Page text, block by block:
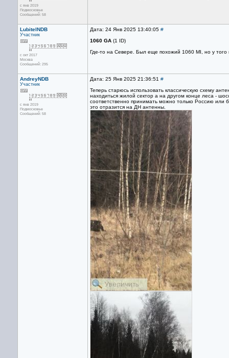
с янв 2019
Подмосковье
Сообщений: 58
LubitelNDB
Участник
с окт 2017
Москва
Сообщений: 295
Дата: 24 Янв 2025 13:40:05 #
1060 GA (1 ID)
Где-то на Севере. Был еще похожий 1060 MI, но у
AndreyNDB
Участник
с янв 2019
Подмосковье
Сообщений: 58
Дата: 25 Янв 2025 21:36:51 #
Теперь старюсь использовать классическую схему
находиться жилой сектор а на другом конце леса -
соответственно принимать можно только Россию или
это отразится на ДН антенны.